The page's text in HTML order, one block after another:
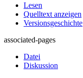
Lesen
Quelltext anzeigen
Versionsgeschichte
associated-pages
Datei
Diskussion